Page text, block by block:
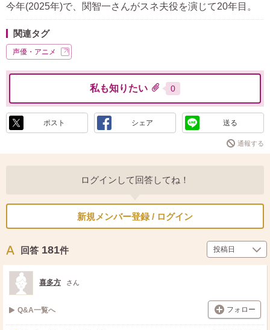
今年(2025年)で、関智一さんがスネ夫役を演じて20年目。
関連タグ
声優・アニメ
私も知りたい 0
ポスト シェア 送る
通報する
ログインして回答してね！
新規メンバー登録 / ログイン
回答 181件
喜多方 さん
Q&A一覧へ フォロー